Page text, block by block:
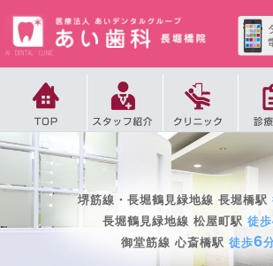
～白い歯をあなたに～
4,999円
19,800円
堺筋線・長堀鶴見緑地線 長堀橋駅
長堀鶴見緑地線 松屋町駅 徒歩
御堂筋線 心斎橋駅 徒歩6